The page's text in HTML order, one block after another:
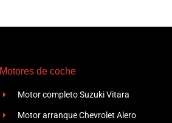
Motores de coche
Motor completo Suzuki Vitara
Motor arranque Chevrolet Alero